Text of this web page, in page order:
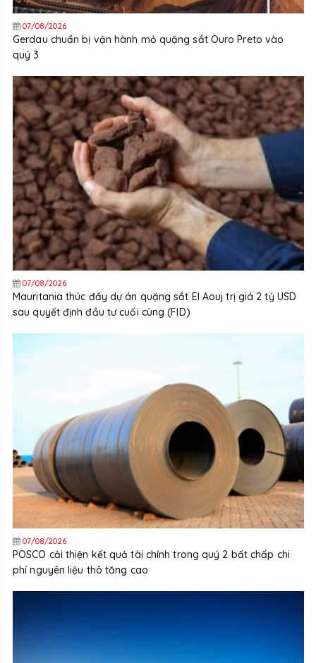
07/08/2026
Gerdau chuẩn bị vận hành mỏ quặng sắt Ouro Preto vào
quý 3
07/08/2026
Mauritania thúc đẩy dự án quặng sắt El Aouj trị giá 2 tỷ USD
sau quyết định đầu tư cuối cùng (FID)
07/08/2026
POSCO cải thiện kết quả tài chính trong quý 2 bất chấp chi
phí nguyên liệu thô tăng cao